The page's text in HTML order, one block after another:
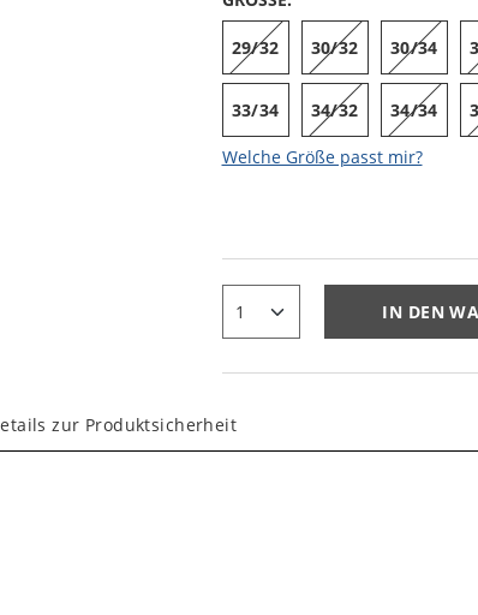
29/32 30/32 30/34
33/34 34/32 34/34
Welche Größe passt mir?
IN DEN
zur Produktsicherheit